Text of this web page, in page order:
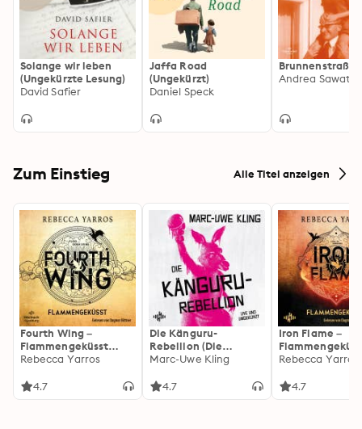
Solange wir leben
(Ungekürzte Lesung)
David Safier
Jaffa Road
(Ungekürzt)
Daniel Speck
Brunnenstraße
Andrea
Zum Einstieg Alle Titel anzeigen
Fourth Wing –
Flammengeküsst
(Flammengeküsst-
Rebecca Yarros
4.7
Die Känguru-
Rebellion (Die
Känguru-Werke 5)
Marc-Uwe Kling
4.7
Iron Flame –
heißersehnte
Rebecca Yarros
4.7